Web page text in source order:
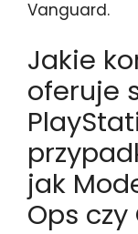
Vanguard.
Jakie
oferuje
jak
Ops